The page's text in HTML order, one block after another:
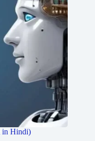
in Hindi)